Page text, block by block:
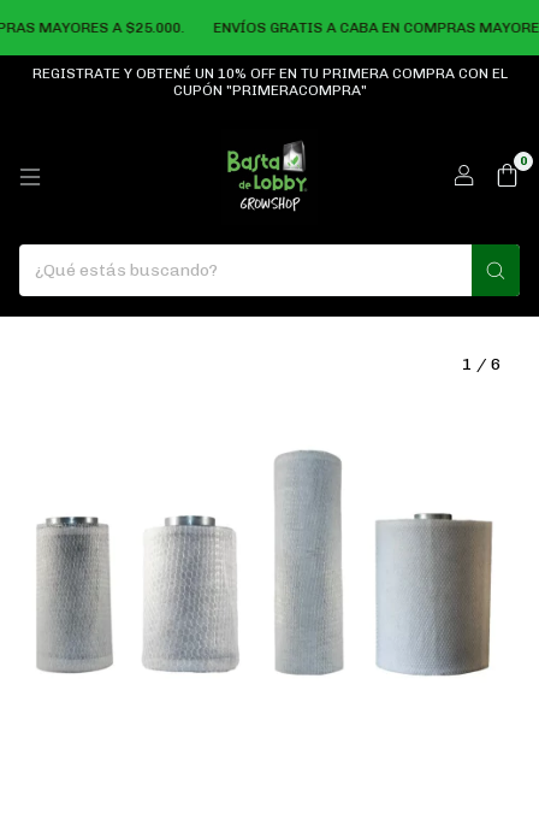
MAYORES A $25.000. ENVÍOS GRATIS A CABA EN COMPRAS MAYORES
REGISTRATE Y OBTENÉ UN 10% OFF EN TU PRIMERA COMPRA CON EL
CUPÓN "PRIMERACOMPRA"
0
1 / 6